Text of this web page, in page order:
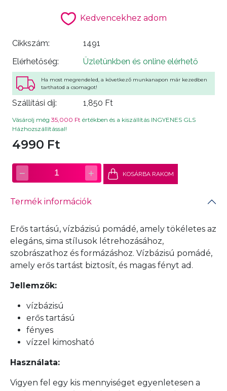
Kedvencekhez adom
Cikkszám:
1491
Elérhetőség:
Üzletünkben és online elérhető
Ha most megrendeled, a következő munkanapon már kezedben
tarthatod a csomagot!
Szállítási díj: 1,850 Ft
Vásárolj még 35,000 Ft értékben és a kiszállítás INGYENES GLS
Házhozszállítással!
4990 Ft
− 1 + KOSÁRBA RAKOM
Termék információk
Erős tartású, vízbázisú pomádé, amely tökéletes az
elegáns, sima stílusok létrehozásához,
szobrászathoz és formázáshoz. Vízbázisú pomádé,
amely erős tartást biztosít, és magas fényt ad.
Jellemzők:
vízbázisú
erős tartású
fényes
vízzel kimosható
Használata:
Vigyen fel egy kis mennyiséget egyenletesen a